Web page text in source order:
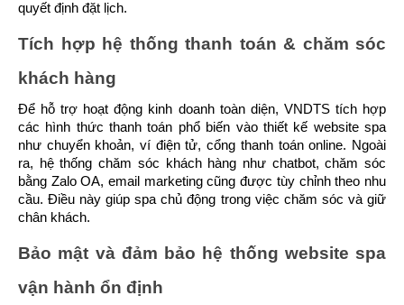
quyết định đặt lịch.
Tích hợp hệ thống thanh toán & chăm sóc
khách hàng
Để hỗ trợ hoạt động kinh doanh toàn diện, VNDTS tích hợp
các hình thức thanh toán phổ biến vào thiết kế website spa
như chuyển khoản, ví điện tử, cổng thanh toán online. Ngoài
ra, hệ thống chăm sóc khách hàng như chatbot, chăm sóc
bằng Zalo OA, email marketing cũng được tùy chỉnh theo nhu
cầu. Điều này giúp spa chủ động trong việc chăm sóc và giữ
chân khách.
Bảo mật và đảm bảo hệ thống website spa
vận hành ổn định